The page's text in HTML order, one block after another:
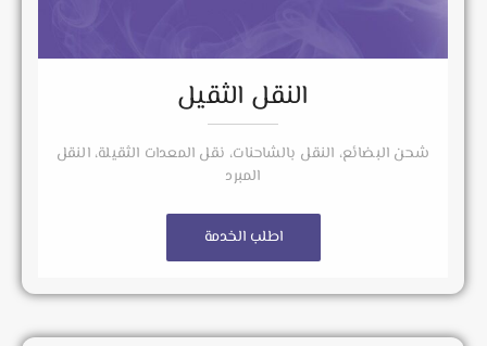
النقل الثقيل
شحن البضائع، النقل بالشاحنات، نقل المعدات الثقيلة، النقل
المبرد
اطلب الخدمة